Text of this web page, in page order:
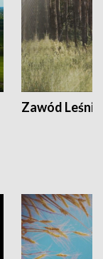
Zawód Leśnik